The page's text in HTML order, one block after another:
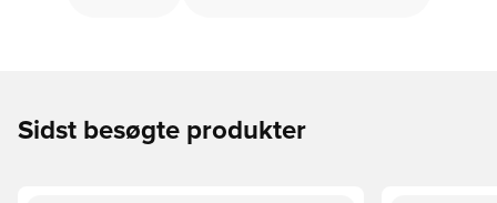
Sidst besøgte produkter